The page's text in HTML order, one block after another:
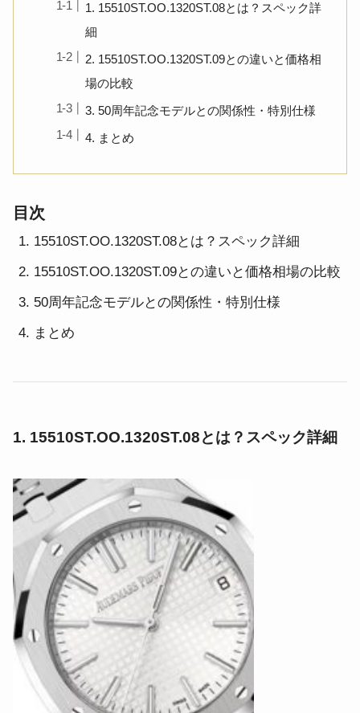
1. 15510ST.OO.1320ST.08とは？スペック詳
細
2. 15510ST.OO.1320ST.09との違いと価格相
場の比較
3. 50周年記念モデルとの関係性・特別仕様
4. まとめ
目次
15510ST.OO.1320ST.08とは？スペック詳細
15510ST.OO.1320ST.09との違いと価格相場の比較
50周年記念モデルとの関係性・特別仕様
まとめ
1. 15510ST.OO.1320ST.08とは？スペック詳細